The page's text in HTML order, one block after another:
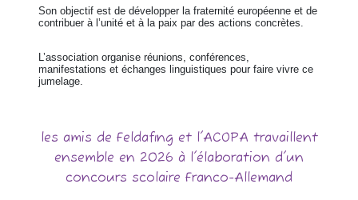
Son objectif est de développer la fraternité européenne et de
contribuer à l’unité et à la paix par des actions concrètes.
L’association organise réunions, conférences,
manifestations et échanges linguistiques pour faire vivre ce
jumelage.
les amis de Feldafing et l'ACOPA travaillent
ensemble en 2026 à l'élaboration d'un
concours scolaire Franco-Allemand